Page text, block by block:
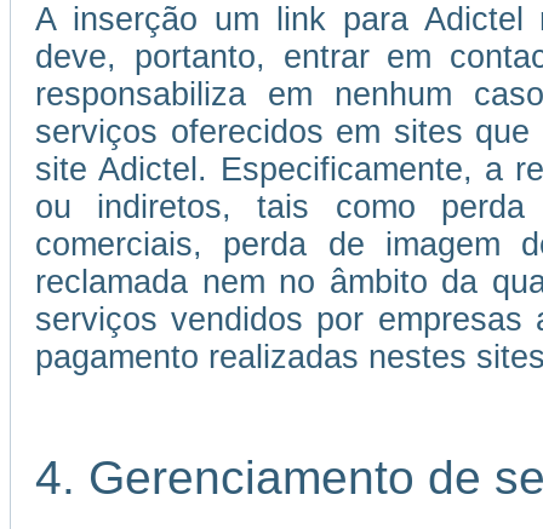
A inserção um link para Adictel
deve, portanto, entrar em
responsabiliza em nenhum
serviços oferecidos em sites
site Adictel. Especificamente, a
ou indiretos, tais como perda
comerciais, perda de imagem
reclamada nem no âmbito da
serviços vendidos por
pagamento realizadas nestes
4. Gerenciamento de